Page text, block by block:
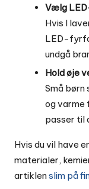
Vælg
Hvis I
LED-
undgå
Hold øje
Små børn
og varme
passer til
Hvis du vil have
materialer,
artiklenslim på